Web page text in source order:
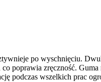
po wyschnięciu.
poprawia zręczność.
podczas wszelkich prac